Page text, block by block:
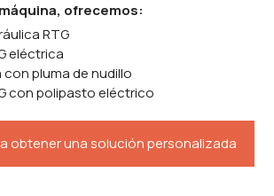
ofrecemos:
RTG
eléctrica
pluma de nudillo
con polipasto eléctrico
obtener una solución personalizada